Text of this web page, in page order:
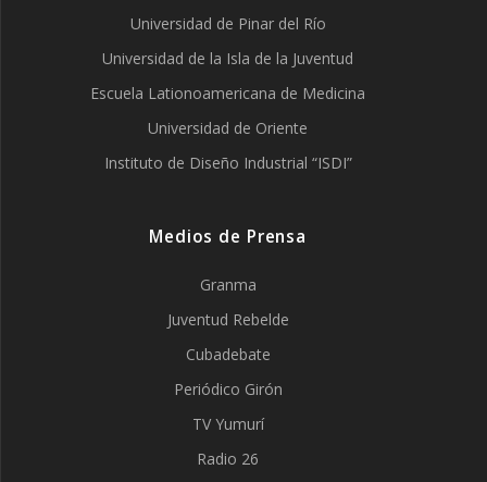
Universidad de Pinar del Río
Universidad de la Isla de la Juventud
Escuela Lationoamericana de Medicina
Universidad de Oriente
Instituto de Diseño Industrial “ISDI”
Medios de Prensa
Granma
Juventud Rebelde
Cubadebate
Periódico Girón
TV Yumurí
Radio 26